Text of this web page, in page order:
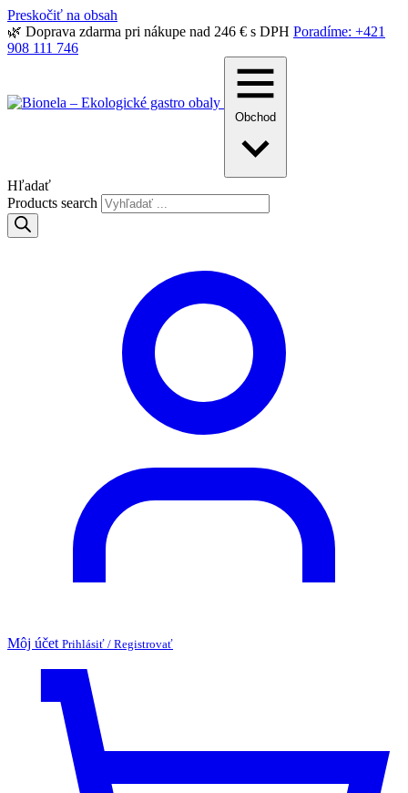
Preskočiť na obsah
🌿 Doprava zdarma pri nákupe nad 246 € s DPH Poradíme: +421
908 111 746
Obchod
Hľadať
Products search
Môj účet Prihlásiť / Registrovať